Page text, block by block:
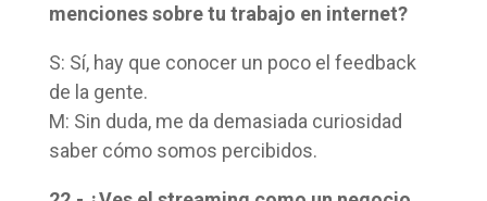
menciones sobre tu trabajo en internet?
S: Sí, hay que conocer un poco el feedback
de la gente.
M: Sin duda, me da demasiada curiosidad
saber cómo somos percibidos.